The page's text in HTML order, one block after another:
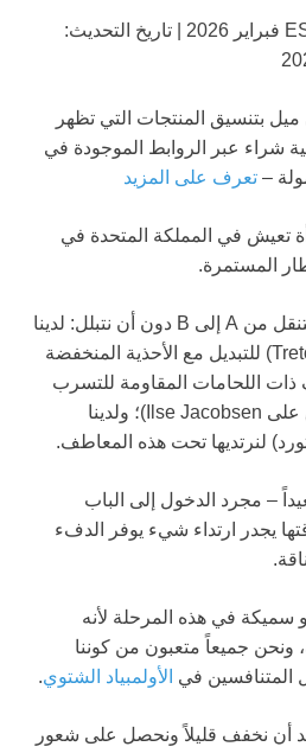
تاريخ التحديث:
بتنسيق المنتجات التي تظهر
شراء عبر الروابط الموجودة في
– تعرف على المزيد
تعيش في المملكة المتحدة في
في هذه المرحلة، يمكننا التنقل من A إلى B دون أن نتبلل: لدينا
الأحذية الصغيرة (أحب Tretorn) للتبديل مع الأحذية المنخفضة
ذات اللحامات المقاومة للتسرب
والقبعات (لا يمكنك التفوق على Ilse Jacobsen)؛ ولدينا
– مجرد الدخول إلى الباب
يجدر ارتداء شيء يوفر الدفء
سميكة في هذه المرحلة لأنه
ونحن جميعاً متعبون من كوننا
المتنافسين في الأولمبياد الشتوي.
أن نخفف قليلاً ونحصل على شعور